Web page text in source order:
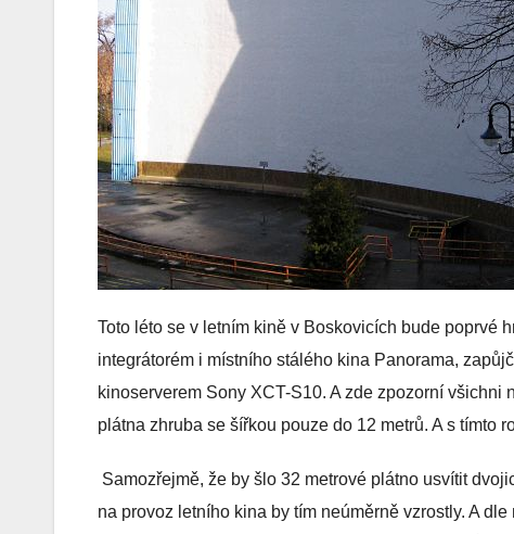
Toto léto se v letním kině v Boskovicích bude poprvé
integrátorém i místního stálého kina Panorama,
kinoserverem Sony XCT-S10. A zde zpozorní
plátna zhruba se šířkou pouze do 12 metrů. A s tímto
Samozřejmě, že by šlo 32 metrové plátno usvítit
na provoz letního kina by tím neúměrně vzrostly. A